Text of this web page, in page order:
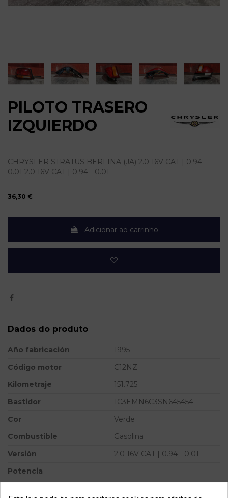
PILOTO TRASERO
IZQUIERDO
CHRYSLER STRATUS BERLINA (JA) 2.0 16V CAT | 0.94 -
0.01 2.0 16V CAT | 0.94 - 0.01
36,30 €
Adicionar ao carrinho
Dados do produto
Año fabricación
1995
Código motor
C12NZ
Kilometraje
151.725
Bastidor
1C3EMN6C3SN645454
Cor
Verde
Combustible
Gasolina
Versión
2.0 16V CAT | 0.94 - 0.01
Potencia